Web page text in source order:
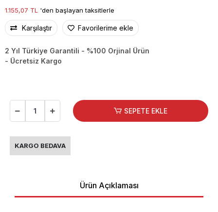
1.155,07 TL 'den başlayan taksitlerle
Karşılaştır Favorilerime ekle
2 Yıl Türkiye Garantili - %100 Orjinal Ürün
- Ücretsiz Kargo
SEPETE EKLE
KARGO BEDAVA
Ürün Açıklaması